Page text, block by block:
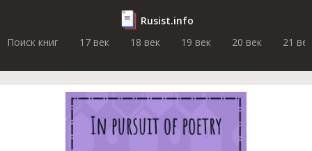
Rusist.info
Поиск книг
17 век 18 век 19 век 20 век 21 век